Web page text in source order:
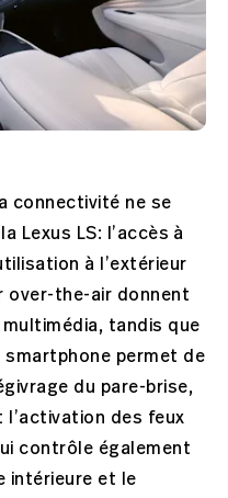
connectivité ne se
Lexus LS: l’accès à
à l’extérieur
over-the-air donnent
tandis que
smartphone permet de
du pare-brise,
des feux
contrôle également
intérieure et le